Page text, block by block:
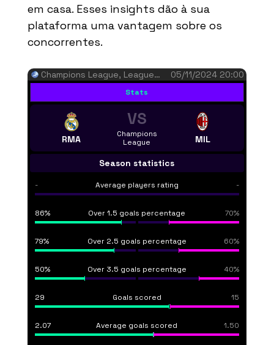
em casa. Esses insights dão à sua
plataforma uma vantagem sobre os
concorrentes.
Champions League , League Phase, Round 4 05/11/2024 20:00
Stats
RMA
VS
Champions
League
MIL
Season statistics
- Average players rating -
86% Over 1.5 goals percentage 70%
79% Over 2.5 goals percentage 60%
50% Over 3.5 goals percentage 40%
29 Goals scored 15
2.07 Average goals scored 1.50